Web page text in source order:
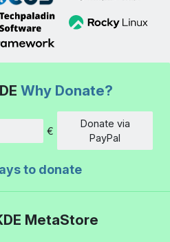
Why Donate?
Amount
€
Donate via
PayPal
to donate
MetaStore